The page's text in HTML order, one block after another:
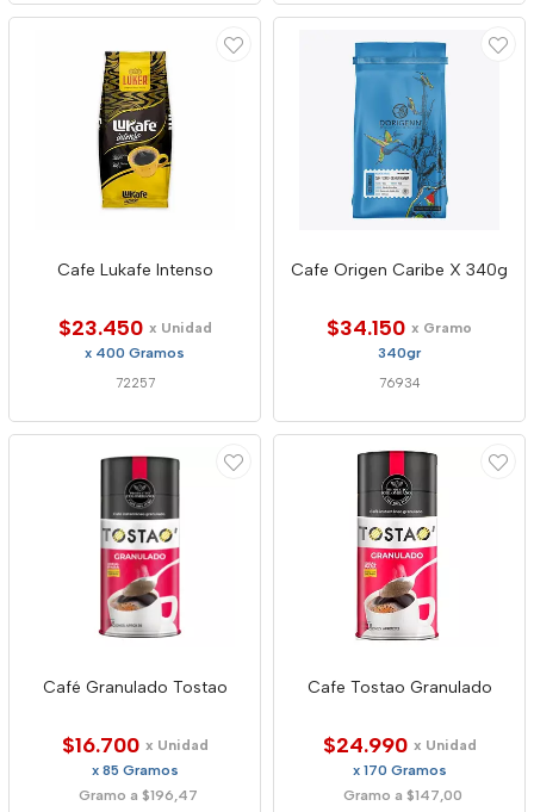
Cafe Lukafe Intenso
$23.450 x Unidad
x 400 Gramos
72257
Cafe Origen Caribe X 340g
$34.150 x Gramo
340gr
76934
Café Granulado Tostao
$16.700 x Unidad
x 85 Gramos
Gramo a $196,47
Cafe Tostao Granulado
$24.990 x Unidad
x 170 Gramos
Gramo a $147,00